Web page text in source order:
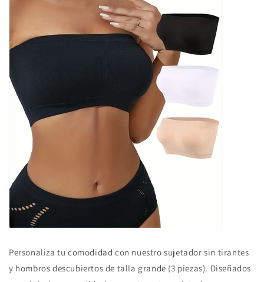
Personaliza tu comodidad con nuestro sujetador sin tirantes
y hombros descubiertos de talla grande (3 piezas). Diseñados